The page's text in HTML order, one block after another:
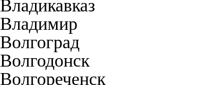
Владикавказ
Владимир
Волгоград
Волгодонск
Волгореченск